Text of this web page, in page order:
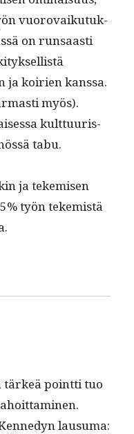
vuorovaiku­tuk­
on run­saasti
ja koirien kanssa.
myös).
kult­tuuris­
tabu.
ja tekemisen
työn tekemistä
tärkeä point­ti tuo
lausuma: